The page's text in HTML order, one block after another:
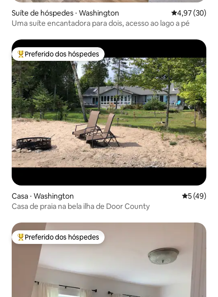
Suíte de hóspedes ⋅ Washington 4,97 de uma
4,97 (30)
Uma suíte encantadora para dois, acesso ao lago a pé
Entre os melhores preferidos dos hóspedes
Preferido dos hóspedes
Casa ⋅ Washington 5 de uma
5 (49)
Casa de praia na bela ilha de Door County
Entre os melhores preferidos dos hóspedes
Preferido dos hóspedes